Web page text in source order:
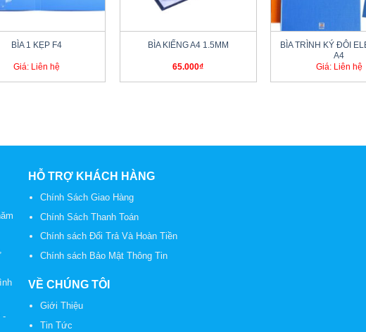
BÌA 1 KẸP F4
Giá: Liên hệ
BÌA KIẾNG A4 1.5MM
65.000₫
BÌA TRÌNH KÝ ĐÔI
A4
Giá: Liên hệ
-
HỖ TRỢ KHÁCH HÀNG
Chính Sách Giao Hàng
Chính Sách Thanh Toán
Chính sách Đổi Trả Và Hoàn Tiền
Chính sách Bảo Mật Thông Tin
VỀ CHÚNG TÔI
Giới Thiệu
Tin Tức